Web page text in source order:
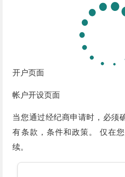
开户页面
帐户开设页面
当您通过经纪商申请时，必须
有条款，条件和政策。 仅在
续。